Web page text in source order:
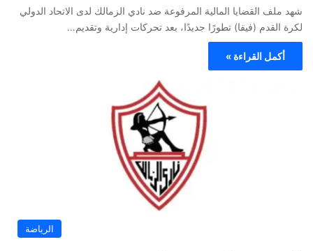
شهد ملف القضايا المالية المرفوعة ضد نادي الزمالك لدى الاتحاد الدولي
لكرة القدم (فيفا) تطورًا جديدًا، بعد تحركات إدارية وتقديم…
أكمل القراءة »
الرياضة